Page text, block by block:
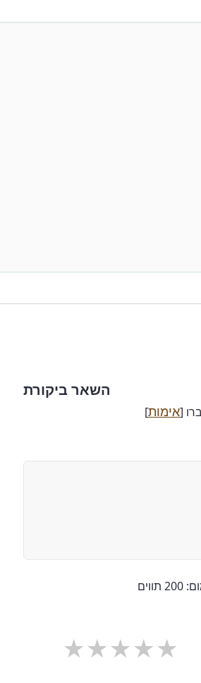
השאר ביקורת
[אימות]